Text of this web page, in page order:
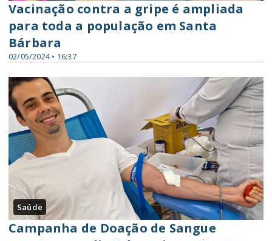
02/05/2024 • 16:37
Vacinação contra a gripe é ampliada
para toda a população em Santa
Bárbara
Saúde
Campanha de Doação de Sangue